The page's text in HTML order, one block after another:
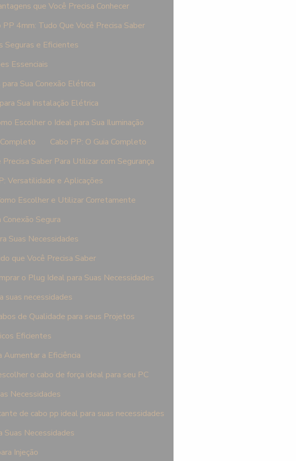
que Você Precisa Conhecer
PP 4mm: Tudo Que Você Precisa Saber
Seguras e Eficientes
Essenciais
Sua Conexão Elétrica
Sua Instalação Elétrica
Escolher o Ideal para Sua Iluminação
Cabo PP: O Guia Completo
Saber Para Utilizar com Segurança
Versatilidade e Aplicações
Escolher e Utilizar Corretamente
Segura
Suas Necessidades
que Você Precisa Saber
o Plug Ideal para Suas Necessidades
suas necessidades
de Qualidade para seus Projetos
Eficientes
a Eficiência
o cabo de força ideal para seu PC
Necessidades
de cabo pp ideal para suas necessidades
Suas Necessidades
Injeção